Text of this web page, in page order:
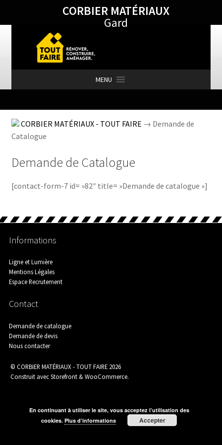
à
navigation
au
CORBIER MATÉRIAUX
Gard
MENU
Agence de Saint-Martin-de-Valgalgues
Aménagement Extérieur
Assainissement
CORBIER MATÉRIAUX - TOUT FAIRE → Demande de
Catalogue
Demande de Catalogue
[contact-form-7 id= »82″ title= »Demande de catalogue »]
Informations
Ligne et Lumière
Mentions Légales
Espace Recrutement
Contact
Demande de catalogue
Demande de devis
Nous contacter
© CORBIER MATÉRIAUX - TOUT FAIRE 2026
Construit avec Storefront & WooCommerce.
En continuant à utiliser le site, vous acceptez l’utilisation des
cookies.Plus d’informations Accepter